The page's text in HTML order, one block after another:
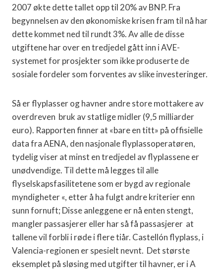
2007 økte dette tallet opp til 20% av BNP. Fra
begynnelsen av den økonomiske krisen fram til nå har
dette kommet ned til rundt 3%. Av alle de disse
utgiftene har over en tredjedel gått inn i AVE-
systemet for prosjekter som ikke produserte de
sosiale fordeler som forventes av slike investeringer.
Så erflyplasser og havner andre store mottakere av
overdreven bruk av statlige midler (9,5 milliarder
euro). Rapporten finner at «bare en titt» på offisielle
data fra AENA, den nasjonale flyplassoperatøren,
tydelig viser at minst en tredjedel av flyplassene er
unødvendige. Til dette må legges til alle
flyselskapsfasilitetene som er bygd av regionale
myndigheter «, etter å ha fulgt andre kriterier enn
sunn fornuft; Disse anleggene er nå enten stengt,
mangler passasjerer eller har så få passasjerer at
tallene vil forbli i røde i flere tiår. Castellón flyplass, i
Valencia-regionen er spesielt nevnt. Det største
eksemplet på sløsing med utgifter til havner, er i A